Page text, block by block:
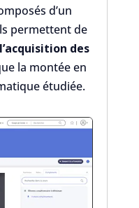
d’un
permettent de
des
la montée en
étudiée.